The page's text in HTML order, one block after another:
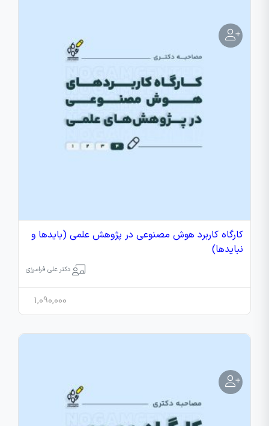
کارگاه کاربرد هوش مصنوعی در پژوهش‌ علمی (بایدها و
نبایدها)
دکتر علی فرامرزی
1,090,000